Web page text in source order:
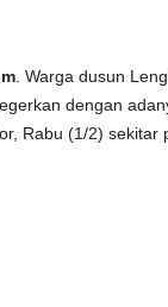
. Warga dusun
dengan
Rabu (1/2) sekitar